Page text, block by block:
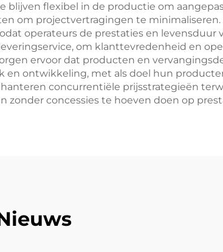
flexibel in de productie om
om projectvertragingen te
operateurs de prestaties en levensduur
om klanttevredenheid en
ervoor dat producten en
en ontwikkeling, met als doel hun
concurrentiële prijsstrategieën
concessies te hoeven doen op